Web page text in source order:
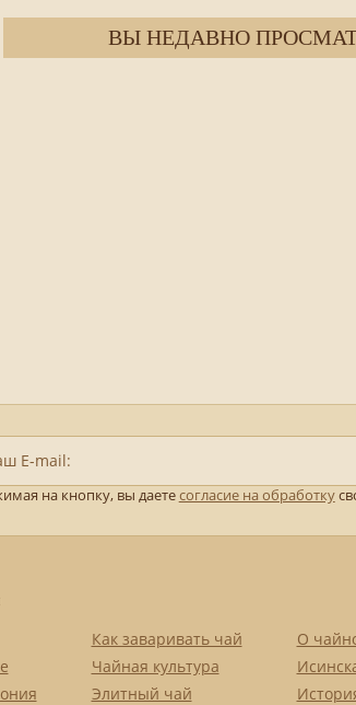
ВЫ НЕДАВНО
E-mail:
на кнопку, вы даетесогласие на обработку
Как заваривать чай
Чайная культура
Элитный чай
О